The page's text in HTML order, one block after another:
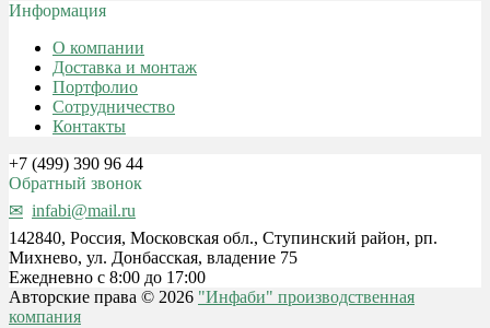
Информация
О компании
Доставка и монтаж
Портфолио
Сотрудничество
Контакты
+7 (499) 390 96 44
Обратный звонок
infabi@mail.ru
142840, Россия, Московская обл., Ступинский район, рп.
Михнево, ул. Донбасская, владение 75
Ежедневно с 8:00 до 17:00
Авторские права © 2026 "Инфаби" производственная
компания